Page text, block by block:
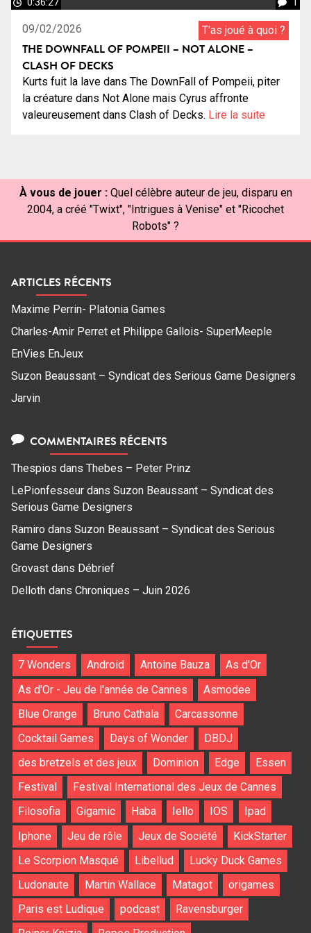
0:36:27 1
09/02/2026 T'as joué à quoi ?
THE DOWNFALL OF POMPEII – NOT ALONE –
CLASH OF DECKS
Kurts fuit la lave dans The DownFall of Pompeii, piter
la créature dans Not Alone mais Cyrus affronte
valeureusement dans Clash of Decks. Lire la suite
À vous de jouer : Quel célèbre auteur de jeu, disparu en
2004, a créé "Twixt", "Intrigues à Venise" et "Ricochet
Robots" ?
ARTICLES RÉCENTS
Maxime Perrin- Platonia Games
Charles-Amir Perret et Philippe Gallois- SuperMeeple
EnVies EnJeux
Suzon Beaussant – Syndicat des Serious Game Designers
Jarvin
COMMENTAIRES RÉCENTS
Thespios dans Thebes – Peter Prinz
LePionfesseur dans Suzon Beaussant – Syndicat des
Serious Game Designers
Ramiro dans Suzon Beaussant – Syndicat des Serious
Game Designers
Grovast dans Débrief
Delloth dans Chroniques – Juin 2026
ÉTIQUETTES
7 Wonders Android Antoine Bauza
As d'Or
As d'Or - Jeu de l'année de Cannes
Asmodee
Blue Orange
Bruno Cathala
Carcassonne
Cocktail Games
Days of Wonder
DBDJ
des bretzels et des jeux
Dominion Edge
Essen
Festival
Festival International des Jeux de Cannes
Filosofia
Gigamic Haba Iello IOS
Ipad
Iphone
Jeu de rôle Jeux de Société
KickStarter
Le Scorpion Masqué
Libellud
Lucky Duck Games
Ludonaute
Martin Wallace Matagot
origames
Paris est Ludique
podcast
Ravensburger